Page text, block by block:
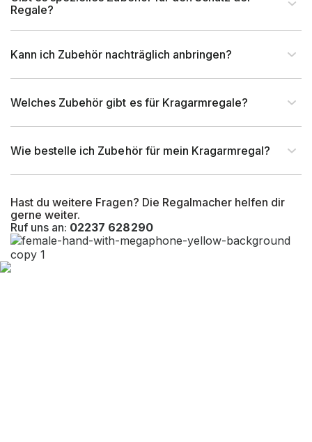
Artikel-Breite (mm) 40 mm
Rahmentyp (Profil) Rundstab
Hast du weitere Fragen? Die Regalmacher helfen dir
gerne weiter.
Ruf uns an: 02237 628290
Regale?
Kann ich Zubehör nachträglich anbringen?
Welches Zubehör gibt es für Kragarmregale?
Wie bestelle ich Zubehör für mein Kragarmregal?